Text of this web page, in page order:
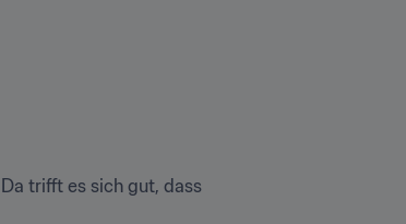
trifft es sich gut, dass